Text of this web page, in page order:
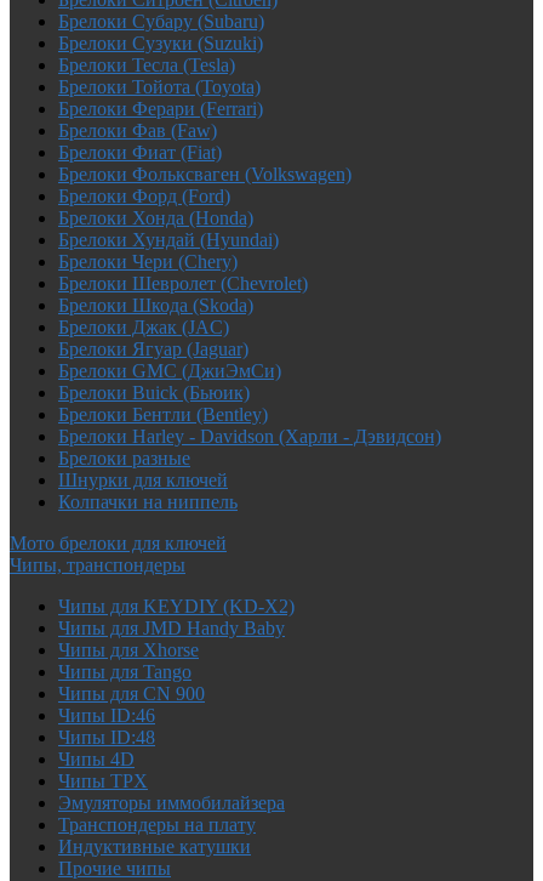
Брелоки Субару (Subaru)
Брелоки Сузуки (Suzuki)
Брелоки Тесла (Tesla)
Брелоки Тойота (Toyota)
Брелоки Ферари (Ferrari)
Брелоки Фав (Faw)
Брелоки Фиат (Fiat)
Брелоки Фольксваген (Volkswagen)
Брелоки Форд (Ford)
Брелоки Хонда (Honda)
Брелоки Хундай (Hyundai)
Брелоки Чери (Chery)
Брелоки Шевролет (Chevrolet)
Брелоки Шкода (Skoda)
Брелоки Джак (JAC)
Брелоки Ягуар (Jaguar)
Брелоки GMC (ДжиЭмСи)
Брелоки Buick (Бьюик)
Брелоки Бентли (Bentley)
Брелоки Harley - Davidson (Харли - Дэвидсон)
Брелоки разные
Шнурки для ключей
Колпачки на ниппель
Мото брелоки для ключей
Чипы, транспондеры
Чипы для KEYDIY (KD-X2)
Чипы для JMD Handy Baby
Чипы для Xhorse
Чипы для Tango
Чипы для CN 900
Чипы ID:46
Чипы ID:48
Чипы 4D
Чипы TPX
Эмуляторы иммобилайзера
Транспондеры на плату
Индуктивные катушки
Прочие чипы